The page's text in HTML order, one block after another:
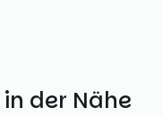
in der Nähe